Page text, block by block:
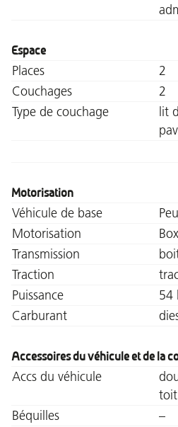
Espace
Places
2
Couchages
2
Type de couchage
lit
Motorisation
Véhicule de base
Motorisation
Transmission
Traction
Puissance
54
Carburant
Accessoires du véhicule et de la
Accs du véhicule
toit
Béquilles
–